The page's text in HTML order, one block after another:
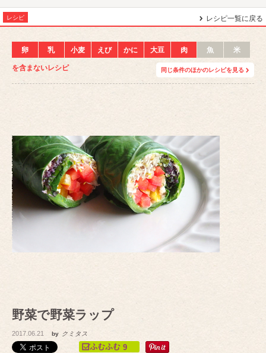
レシピ レシピ一覧に戻る
卵 乳 小麦 えび かに 大豆 肉 魚 米
を含まないレシピ 同じ条件のほかのレシピを見る
野菜で野菜ラップ
2017.06.21 by クミタス
9